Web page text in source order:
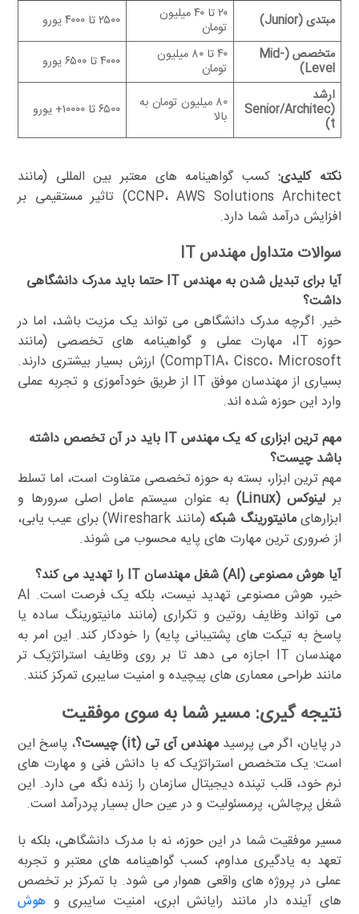
مبتدی (Junior)
۲۰ تا ۴۰ میلیون
تومان
۲۵۰۰ تا ۴۰۰۰ یورو
متخصص (Mid-
Level)
۴۰ تا ۸۰ میلیون
تومان
۴۰۰۰ تا ۶۵۰۰ یورو
ارشد
(Senior/Architec
t)
۸۰ میلیون تومان به
بالا ۶۵۰۰ تا ۱۰۰۰۰+ یورو
نکته کلیدی:کسب گواهینامه های معتبر بین المللی (مانند
CCNP، AWS Solutions Architect) تاثیر مستقیمی بر
افزایش درآمد شما دارد.
سوالات متداول مهندس IT
آیا برای تبدیل شدن به مهندس IT حتما باید مدرک دانشگاهی
داشت؟
خیر. اگرچه مدرک دانشگاهی می تواند یک مزیت باشد، اما در
حوزه IT، مهارت عملی و گواهینامه های تخصصی (مانند
CompTIA، Cisco، Microsoft) ارزش بسیار بیشتری دارند.
بسیاری از مهندسان موفق IT از طریق خودآموزی و تجربه عملی
وارد این حوزه شده اند.
مهم ترین ابزاری که یک مهندس IT باید در آن تخصص داشته
باشد چیست؟
مهم ترین ابزار، بسته به حوزه تخصصی متفاوت است، اما تسلط
بر لینوکس (Linux)
به عنوان سیستم عامل اصلی سرورها و
ابزارهایمانیتورینگ شبکه
(مانند Wireshark) برای عیب یابی،
از ضروری ترین مهارت های پایه محسوب می شوند.
آیا هوش مصنوعی (AI) شغل مهندسان IT را تهدید می کند؟
خیر، هوش مصنوعی تهدید نیست، بلکه یک فرصت است. AI
می تواند وظایف روتین و تکراری (مانند مانیتورینگ ساده یا
پاسخ به تیکت های پشتیبانی پایه) را خودکار کند. این امر به
مهندسان IT اجازه می دهد تا بر روی وظایف استراتژیک تر
مانند طراحی معماری های پیچیده و امنیت سایبری تمرکز کنند.
نتیجه گیری: مسیر شما به سوی موفقیت
در پایان، اگر می پرسید مهندس آی تی (it) چیست؟
، پاسخ این
است: یک متخصص استراتژیک که با دانش فنی و مهارت های
نرم خود، قلب تپنده دیجیتال سازمان را زنده نگه می دارد. این
شغل پرچالش، پرمسئولیت و در عین حال بسیار پردرآمد است.
مسیر موفقیت شما در این حوزه، نه با مدرک دانشگاهی، بلکه با
تعهد به یادگیری مداوم، کسب گواهینامه های معتبر و تجربه
عملی در پروژه های واقعی هموار می شود. با تمرکز بر تخصص
های آینده دار مانند رایانش ابری، امنیت سایبری و هوش